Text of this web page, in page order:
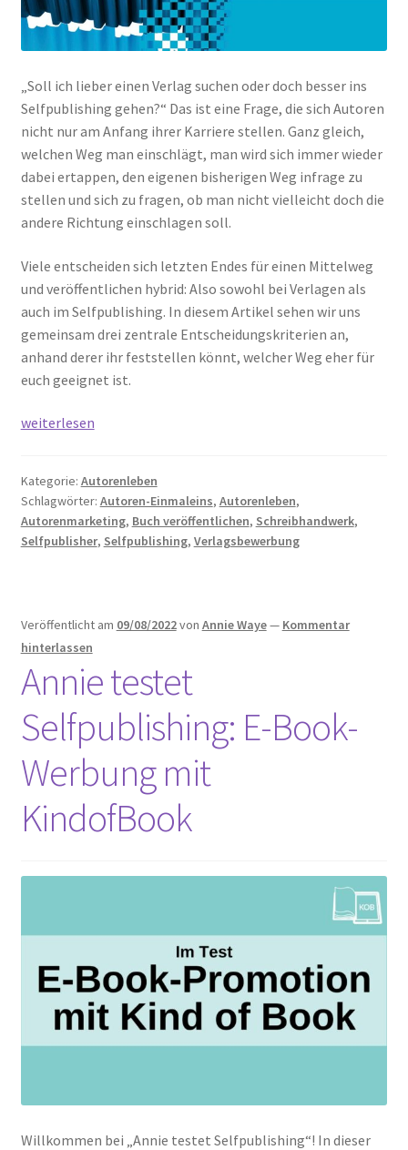
„Soll ich lieber einen Verlag suchen oder doch besser ins
Selfpublishing gehen?“ Das ist eine Frage, die sich Autoren
nicht nur am Anfang ihrer Karriere stellen. Ganz gleich,
welchen Weg man einschlägt, man wird sich immer wieder
dabei ertappen, den eigenen bisherigen Weg infrage zu
stellen und sich zu fragen, ob man nicht vielleicht doch die
andere Richtung einschlagen soll.
Viele entscheiden sich letzten Endes für einen Mittelweg
und veröffentlichen hybrid: Also sowohl bei Verlagen als
auch im Selfpublishing. In diesem Artikel sehen wir uns
gemeinsam drei zentrale Entscheidungskriterien an,
anhand derer ihr feststellen könnt, welcher Weg eher für
euch geeignet ist.
Verlag
Eine
Entscheidungshilfe
weiterlesen
Kategorie: Autorenleben
Schlagwörter: Autoren-Einmaleins, Autorenleben,
Autorenmarketing, Buch veröffentlichen, Schreibhandwerk,
Selfpublisher, Selfpublishing, Verlagsbewerbung
Veröffentlicht am 09/08/2022von Annie Waye— Kommentar
hinterlassen
Annie testet
Selfpublishing: E-Book-
Werbung mit
KindofBook
Willkommen bei „Annie testet Selfpublishing“! In dieser